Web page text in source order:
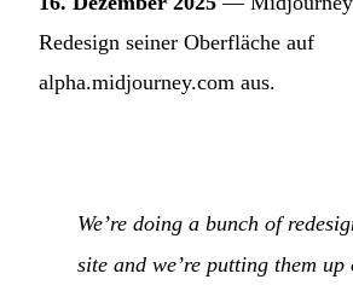
Redesign seiner Oberfläche auf
alpha.midjourney.com aus.
We’re doing a bunch of
site and we’re putting them up